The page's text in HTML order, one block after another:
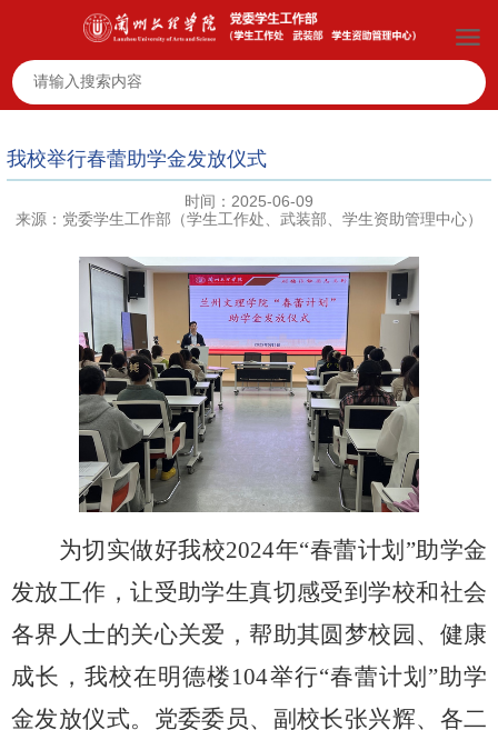
我校举行春蕾助学金发放仪式
时间：2025-06-09
来源：党委学生工作部（学生工作处、武装部、学生资助管理中心）
为切实做好我校2024年“春蕾计划”助学金
发放工作，让受助学生真切感受到学校和社会
各界人士的关心关爱，帮助其圆梦校园、健康
成长，我校在明德楼104举行“春蕾计划”助学
金发放仪式。党委委员、副校长张兴辉、各二